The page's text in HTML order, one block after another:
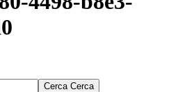
Cerca Cerca